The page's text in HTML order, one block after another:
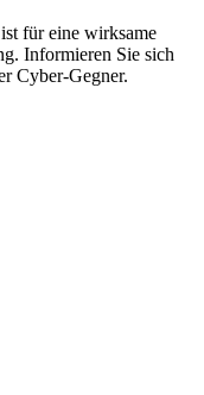
für eine wirksame
Informieren Sie sich
Cyber-Gegner.